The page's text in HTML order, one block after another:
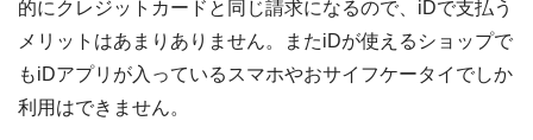
的にクレジットカードと同じ請求になるので、iDで支払う
メリットはあまりありません。またiDが使えるショップで
もiDアプリが入っているスマホやおサイフケータイでしか
利用はできません。